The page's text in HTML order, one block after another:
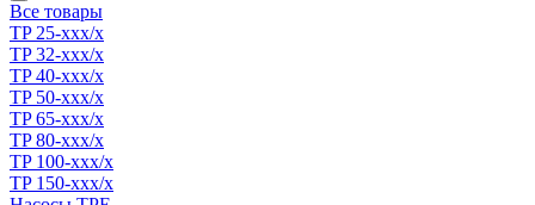
Все товары
TP 25-xxx/x
TP 32-xxx/x
TP 40-xxx/x
TP 50-xxx/x
TP 65-xxx/x
TP 80-xxx/x
TP 100-xxx/x
TP 150-xxx/x